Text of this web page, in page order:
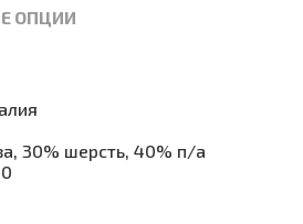
ОПЦИИ
30% шерсть, 40% п/а